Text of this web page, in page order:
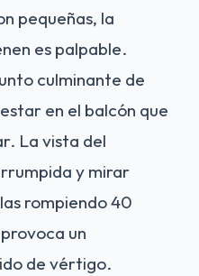
pequeñas, la
es palpable.
culminante de
en el balcón que
La vista del
y mirar
rompiendo 40
un
de vértigo.